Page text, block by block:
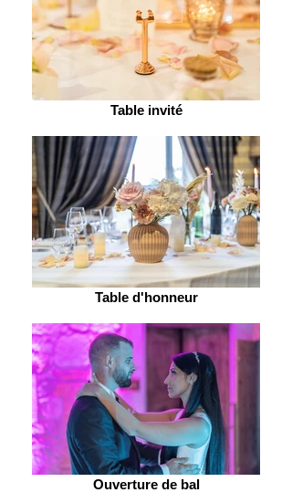
Table invité
Table d'honneur
Ouverture de bal